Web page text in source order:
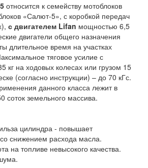
относится к семейству мотоблоков
«Салют-5», с коробкой передач
с двигателем Lifan мощностью 6,5
двигатели общего назначения
длительное время на участках
тяговое усилие с
кг на ходовых колесах или грузом 15
(согласно инструкции) – до 70 кГс.
данного класса лежит в
соток земельного массива.
цилиндра - повышает
со снижением расхода масла.
на топливе невысокого качества.